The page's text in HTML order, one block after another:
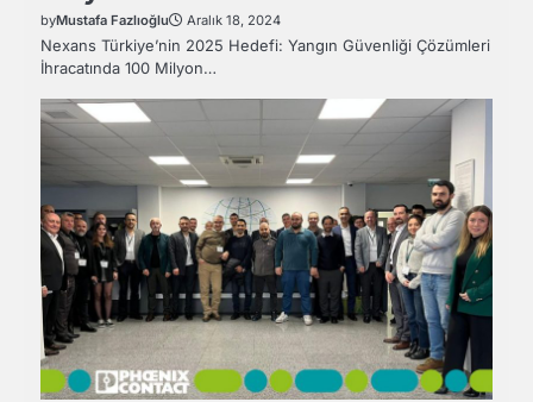
byMustafa Fazlıoğlu Aralık 18, 2024
Nexans Türkiye’nin 2025 Hedefi: Yangın Güvenliği Çözümleri
İhracatında 100 Milyon…